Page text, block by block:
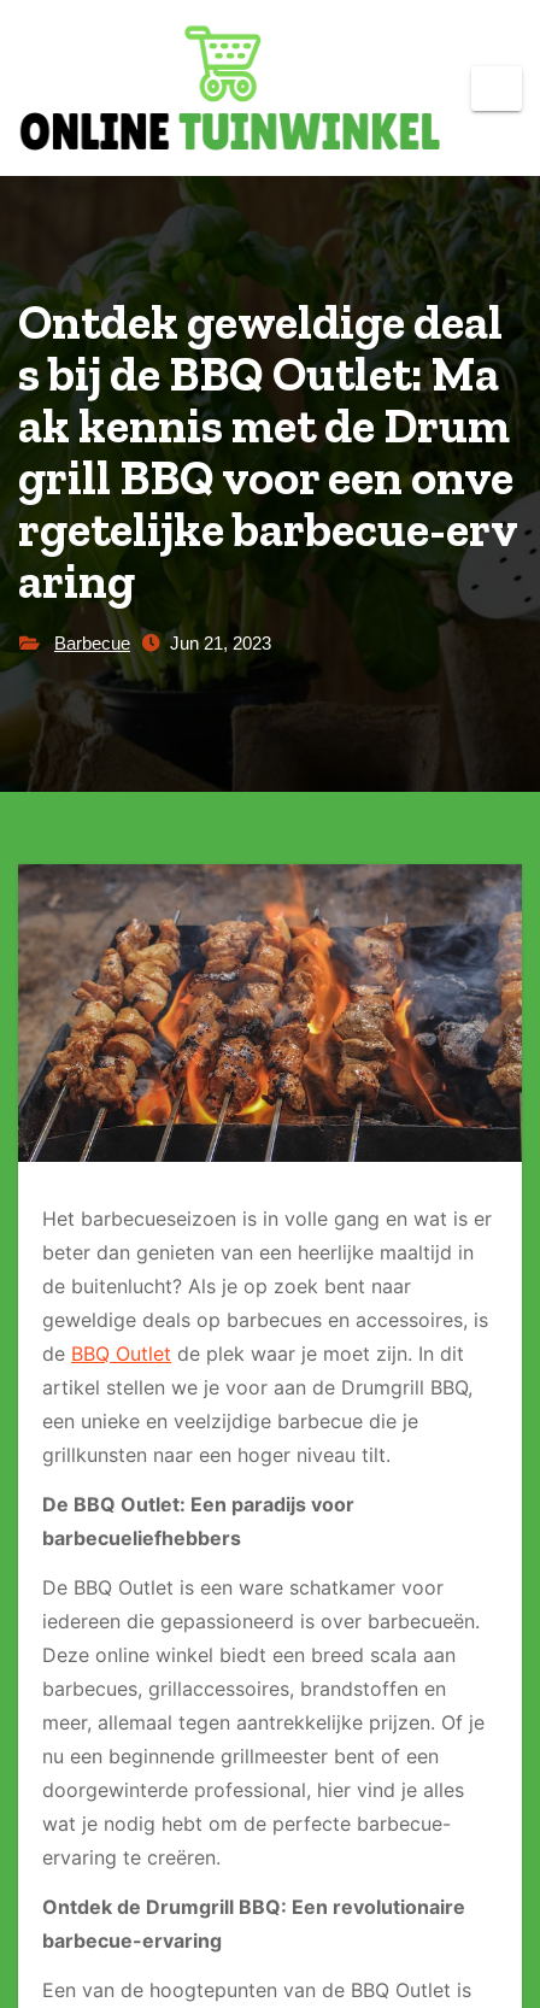
Ontdek geweldige deal
s bij de BBQ Outlet: Ma
ak kennis met de Drum
grill BBQ voor een onve
rgetelijke barbecue-erv
aring
Barbecue Jun 21, 2023
Het barbecueseizoen is in volle gang en wat is er
beter dan genieten van een heerlijke maaltijd in
de buitenlucht? Als je op zoek bent naar
geweldige deals op barbecues en accessoires, is
de BBQ Outlet de plek waar je moet zijn. In dit
artikel stellen we je voor aan de Drumgrill BBQ,
een unieke en veelzijdige barbecue die je
grillkunsten naar een hoger niveau tilt.
De BBQ Outlet: Een paradijs voor
barbecueliefhebbers
De BBQ Outlet is een ware schatkamer voor
iedereen die gepassioneerd is over barbecueën.
Deze online winkel biedt een breed scala aan
barbecues, grillaccessoires, brandstoffen en
meer, allemaal tegen aantrekkelijke prijzen. Of je
nu een beginnende grillmeester bent of een
doorgewinterde professional, hier vind je alles
wat je nodig hebt om de perfecte barbecue-
ervaring te creëren.
Ontdek de Drumgrill BBQ: Een revolutionaire
barbecue-ervaring
Een van de hoogtepunten van de BBQ Outlet is